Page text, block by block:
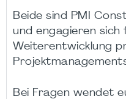
Beide sind PMI
und engagieren sich
Weiterentwicklung
Bei Fragen wendet